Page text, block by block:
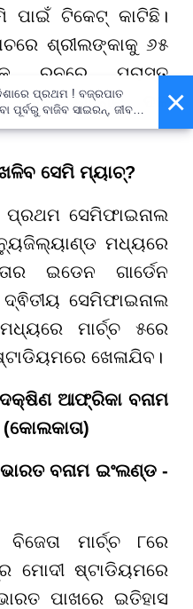
ଟିକେଟ୍ କାଟିଛି।
ଶ୍ରୀଲଙ୍କାକୁ ୬୫
ରନରେ ପରାସ୍ତ
ଚାରୋଟି ଦଳ
ସେମି ମ୍ୟାଚ୍?
ସେମିଫାଇନାଲ
ମଧ୍ୟରେ
ଇଡେନ ଗାର୍ଡେନ
ସେମିଫାଇନାଲ
ମାର୍ଚ୍ଚ ୫ରେ
ଖେଳାଯିବ।
ଆଫ୍ରିକା ବନାମ
ବନାମ ଇଂଲଣ୍ଡ -
ମାର୍ଚ୍ଚ ୮ରେ
ମୋଦୀ ଷ୍ଟାଡିୟମରେ
ପାଖରେ ଇତିହାସ
×
ପ୍ରଥମ ! ବଜ୍ରପାତ
ପୂର୍ବରୁ ବାଜିବ ସାଇରନ୍, ଜୀବନ